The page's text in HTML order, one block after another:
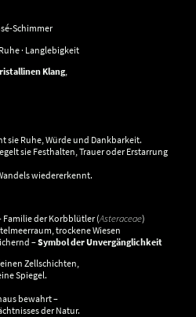
Schimmer
· Langlebigkeit
Klang,
sie Ruhe, Würde und Dankbarkeit.
sie Festhalten, Trauer oder Erstarrung
wiedererkennt.
Familie der Korbblütler (Asteraceae)
trockene Wiesen
–Symbol der Unvergänglichkeit
Zellschichten,
Spiegel.
bewahrt –
der Natur.